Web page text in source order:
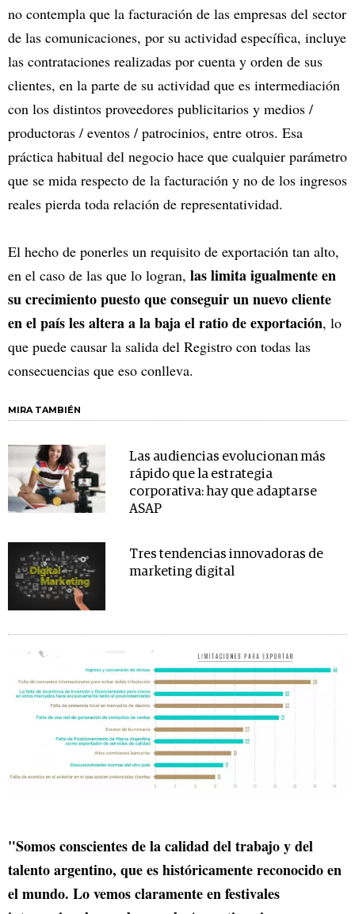
no contempla que la facturación de las empresas del sector
de las comunicaciones, por su actividad específica, incluye
las contrataciones realizadas por cuenta y orden de sus
clientes, en la parte de su actividad que es intermediación
con los distintos proveedores publicitarios y medios /
productoras / eventos / patrocinios, entre otros. Esa
práctica habitual del negocio hace que cualquier parámetro
que se mida respecto de la facturación y no de los ingresos
reales pierda toda relación de representatividad.
El hecho de ponerles un requisito de exportación tan alto,
en el caso de las que lo logran, las limita igualmente en
su crecimiento puesto que conseguir un nuevo cliente
en el país les altera a la baja el ratio de exportación, lo
que puede causar la salida del Registro con todas las
consecuencias que eso conlleva.
MIRA TAMBIÉN
Las audiencias evolucionan más
rápido que la estrategia
corporativa: hay que adaptarse
ASAP
Tres tendencias innovadoras de
marketing digital
"Somos conscientes de la calidad del trabajo y del
talento argentino, que es históricamente reconocido en
el mundo. Lo vemos claramente en festivales